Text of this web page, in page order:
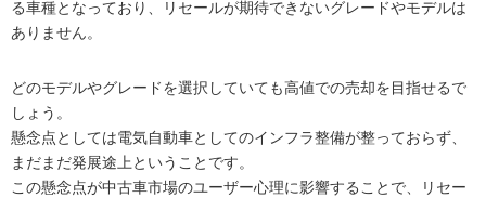
る車種となっており、リセールが期待できないグレードやモデルは
ありません。
どのモデルやグレードを選択していても高値での売却を目指せるで
しょう。
懸念点としては電気自動車としてのインフラ整備が整っておらず、
まだまだ発展途上ということです。
この懸念点が中古車市場のユーザー心理に影響することで、リセー